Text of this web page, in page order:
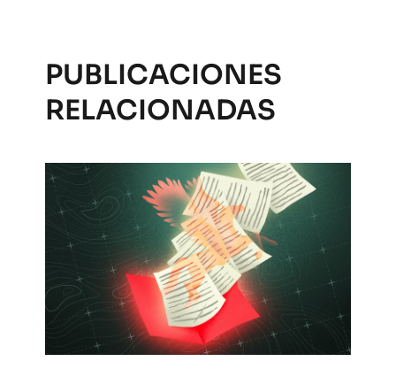
PUBLICACIONES
RELACIONADAS